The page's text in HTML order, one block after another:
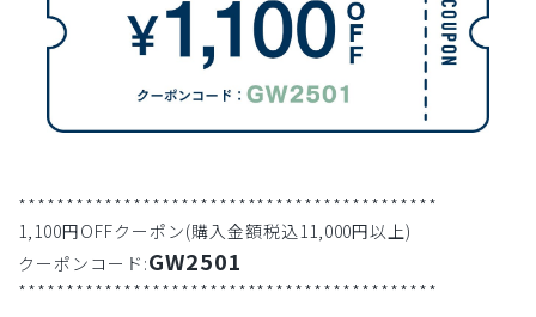
********************************************
1,100円OFFクーポン(購入金額税込11,000円以上)
クーポンコード:GW2501
********************************************